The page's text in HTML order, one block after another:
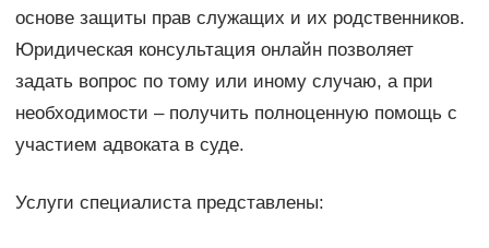
основе защиты прав служащих и их родственников.
Юридическая консультация онлайн позволяет
задать вопрос по тому или иному случаю, а при
необходимости – получить полноценную помощь с
участием адвоката в суде.
Услуги специалиста представлены: